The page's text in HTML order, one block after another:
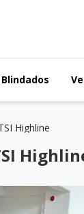
Blindados
Highline